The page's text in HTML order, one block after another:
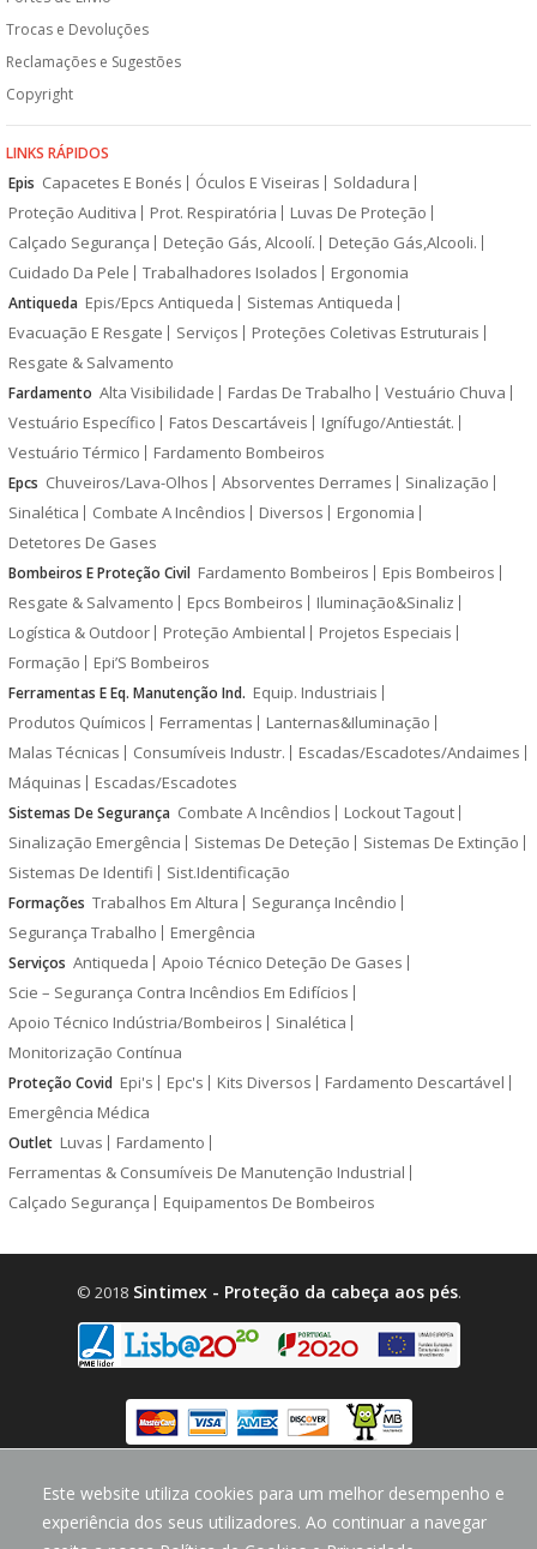
Este website utiliza cookies para um melhor desempenho e
experiência dos seus utilizadores. Ao continuar a navegar
Trocas e Devoluções
Reclamações e Sugestões
Copyright
LINKS RÁPIDOS
Epis Capacetes E Bonés Óculos E Viseiras
Soldadura
Proteção Auditiva
Prot. Respiratória
Luvas De Proteção
Calçado Segurança
Deteção Gás, Alcoolí.
Deteção Gás,Alcooli.
Cuidado Da Pele
Trabalhadores Isolados Ergonomia
Antiqueda Epis/Epcs Antiqueda
Sistemas Antiqueda
Evacuação E Resgate
Serviços
Proteções Coletivas Estruturais
Resgate & Salvamento
Fardamento Alta Visibilidade Fardas De Trabalho
Vestuário Chuva
Vestuário Específico
Fatos Descartáveis
Ignífugo/Antiestát.
Vestuário Térmico
Fardamento Bombeiros
Epcs Chuveiros/Lava-Olhos Absorventes Derrames
Sinalização
Sinalética
Combate A Incêndios Diversos
Ergonomia
Detetores De Gases
Bombeiros E Proteção Civil Fardamento Bombeiros
Epis Bombeiros
Resgate & Salvamento
Epcs Bombeiros
Iluminação&Sinaliz
Logística & Outdoor
Proteção Ambiental
Projetos Especiais
Formação
Epi’S Bombeiros
Ferramentas E Eq. Manutenção Ind. Equip. Industriais
Produtos Químicos
Ferramentas
Lanternas&Iluminação
Malas Técnicas
Consumíveis Industr.
Escadas/Escadotes/Andaimes
Máquinas
Escadas/Escadotes
Sistemas De Segurança Combate A Incêndios
Lockout Tagout
Sinalização Emergência
Sistemas De Deteção
Sistemas De Extinção
Sistemas De Identifi
Sist.Identificação
Formações Trabalhos Em Altura
Segurança Incêndio
Segurança Trabalho
Emergência
Serviços Antiqueda
Apoio Técnico Deteção De Gases
Scie – Segurança Contra Incêndios Em Edifícios
Apoio Técnico Indústria/Bombeiros
Sinalética
Monitorização Contínua
Proteção Covid Epi's Epc's Kits Diversos
Fardamento Descartável
Emergência Médica
Outlet Luvas
Fardamento
Ferramentas & Consumíveis De Manutenção Industrial
Calçado Segurança
Equipamentos De Bombeiros
© 2018Sintimex - Proteção da cabeça aos pés.
design byCodeMind.PT
Parceiro Digital desde 2018 Top 5% PME